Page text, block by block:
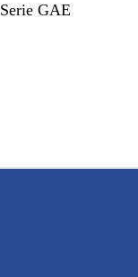
Serie GAE